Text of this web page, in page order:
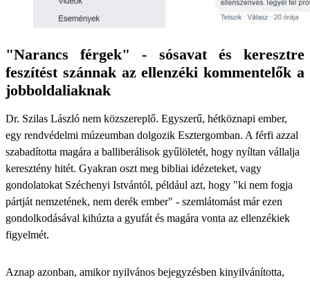
"Narancs férgek" - sósavat és keresztre
feszítést szánnak az ellenzéki kommentelők a
jobboldaliaknak
Dr. Szilas László nem közszereplő. Egyszerű, hétköznapi ember,
egy rendvédelmi múzeumban dolgozik Esztergomban. A férfi azzal
szabadította magára a balliberálisok gyűlöletét, hogy nyíltan vállalja
keresztény hitét. Gyakran oszt meg bibliai idézeteket, vagy
gondolatokat Széchenyi Istvántól, például azt, hogy "ki nem fogja
pártját nemzetének, nem derék ember" - szemlátomást már ezen
gondolkodásával kihúzta a gyufát és magára vonta az ellenzékiek
figyelmét.
Aznap azonban, amikor nyilvános bejegyzésben kinyilvánította,